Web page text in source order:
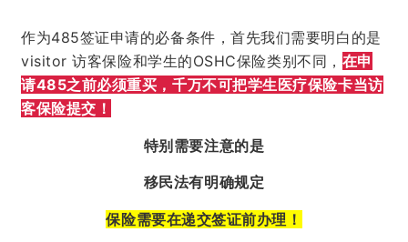
作为485签证申请的必备条件，首先我们需要明白的是
visitor 访客保险和学生的OSHC保险类别不同， 在申
请485之前必须重买，千万不可把学生医疗保险卡当访
客保险提交！
特别需要注意的是
移民法有明确规定
保险需要在递交签证前办理！